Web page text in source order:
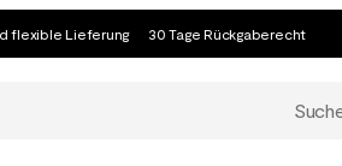
flexible Lieferung 30 Tage Rückgaberecht